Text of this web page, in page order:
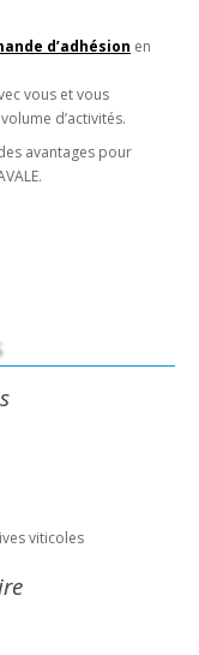
d’adhésion en
vous et vous
d’activités.
avantages pour
viticoles